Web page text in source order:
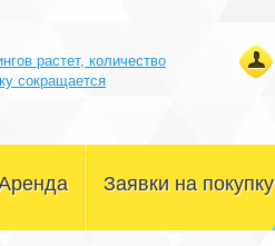
растет, количество
сокращается
Заявки на покупку